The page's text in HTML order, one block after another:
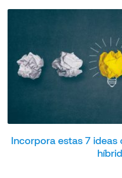
Incorpora estas 7 ideas